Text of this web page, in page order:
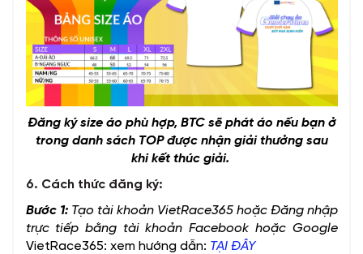
Đăng ký size áo phù hợp, BTC sẽ phát áo nếu bạn ở
trong danh sách TOP được nhận giải thưởng sau
khi kết thúc giải.
6. Cách thức đăng ký:
Bước 1: Tạo tài khoản VietRace365 hoặc Đăng nhập
trực tiếp bằng tài khoản Facebook hoặc Google
VietRace365: xem hướng dẫn: TẠI ĐÂY